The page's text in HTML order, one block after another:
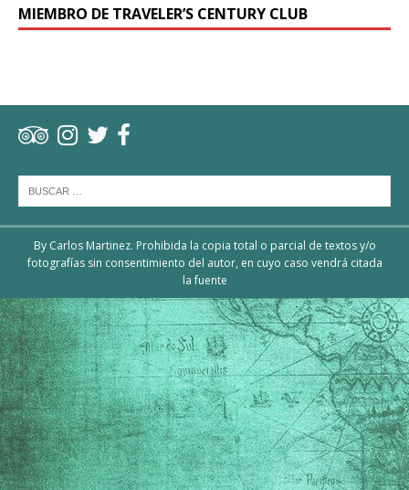
MIEMBRO DE TRAVELER’S CENTURY CLUB
By Carlos Martinez. Prohibida la copia total o parcial de textos y/o
fotografías sin consentimiento del autor, en cuyo caso vendrá citada
la fuente